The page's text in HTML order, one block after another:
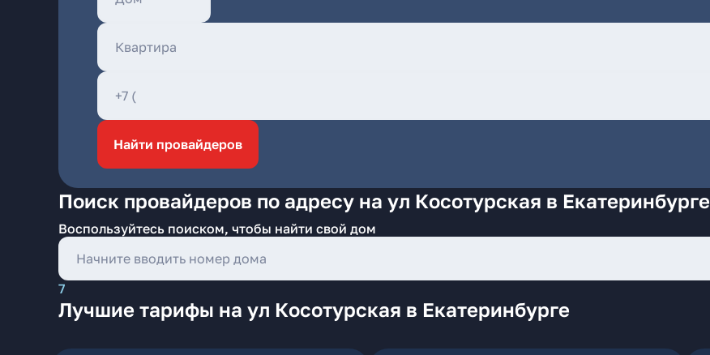
Найти провайдеров
Поиск провайдеров по адресу на ул Косотурская в Екатеринбурге
Воспользуйтесь поиском, чтобы найти свой дом
7
Лучшие тарифы на ул Косотурская в Екатеринбурге